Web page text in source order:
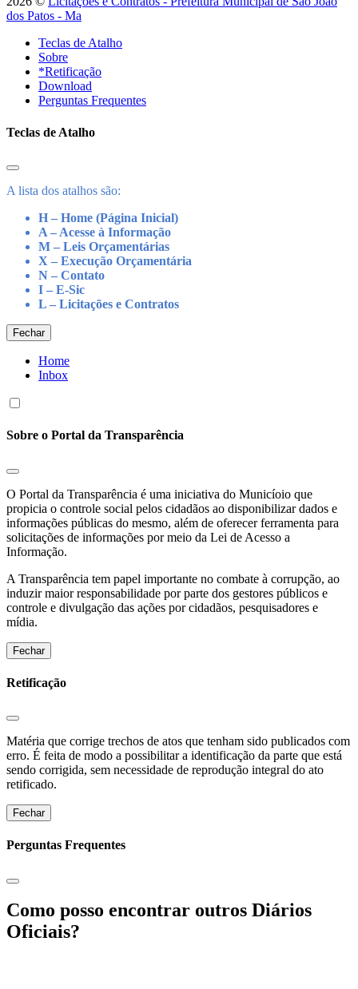
dos Patos - Ma
Teclas de Atalho
Sobre
*Retificação
Download
Perguntas Frequentes
Teclas de Atalho
A lista dos atalhos são:
H – Home (Página Inicial)
A – Acesse à Informação
M – Leis Orçamentárias
X – Execução Orçamentária
N – Contato
I – E-Sic
L – Licitações e Contratos
Fechar
Home
Inbox
Sobre o Portal da Transparência
O Portal da Transparência é uma iniciativa do Municíoio que
propicia o controle social pelos cidadãos ao disponibilizar dados e
informações públicas do mesmo, além de oferecer ferramenta para
solicitações de informações por meio da Lei de Acesso a
Informação.
A Transparência tem papel importante no combate à corrupção, ao
induzir maior responsabilidade por parte dos gestores públicos e
controle e divulgação das ações por cidadãos, pesquisadores e
mídia.
Fechar
Retificação
Matéria que corrige trechos de atos que tenham sido publicados com
erro. É feita de modo a possibilitar a identificação da parte que está
sendo corrigida, sem necessidade de reprodução integral do ato
retificado.
Fechar
Perguntas Frequentes
Como posso encontrar outros Diários
Oficiais?